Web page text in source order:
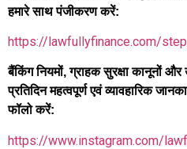
हमारे साथ पंजीकरण करें:
https://lawfullyfinance.com/
बैंकिंग नियमों, ग्राहक सुरक्षा कानूनों और
प्रतिदिन महत्वपूर्ण एवं व्यावहारिक
फॉलो करें:
https://www.instagram.com/